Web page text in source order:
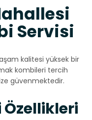
Servisi
kalitesi yüksek bir
kombileri tercih
güvenmektedir.